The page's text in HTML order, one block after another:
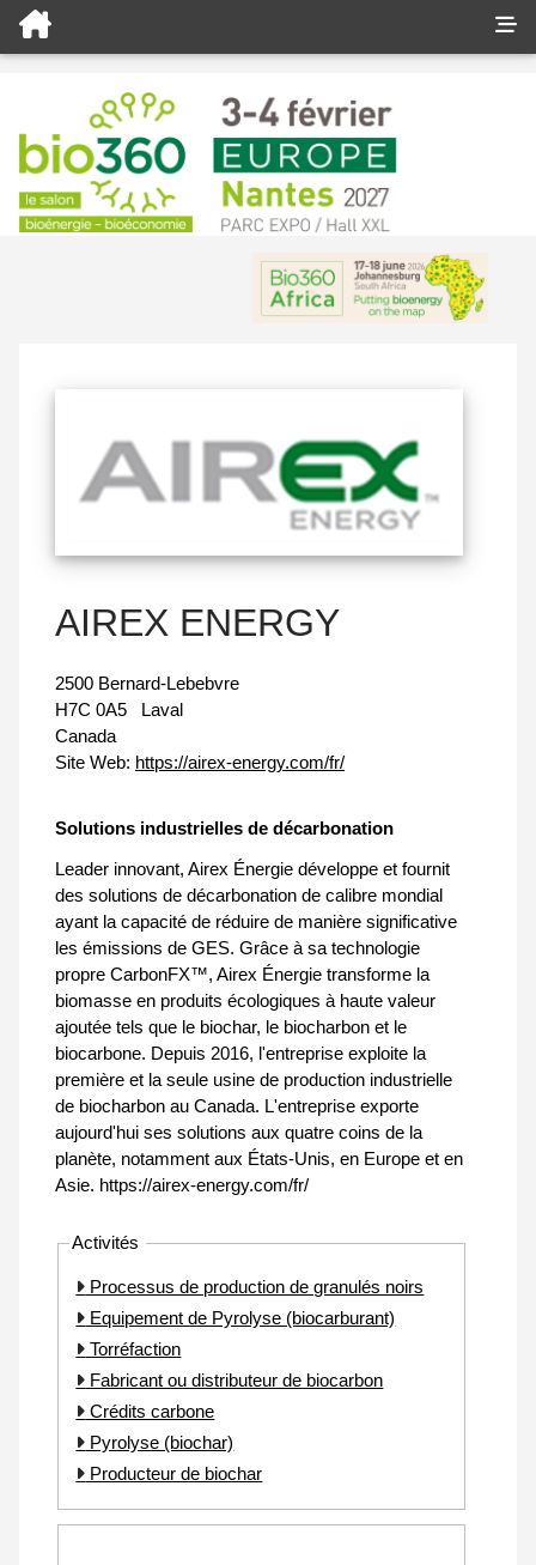
AIREX ENERGY
2500 Bernard-Lebebvre
H7C 0A5
Laval
Canada
Site Web: https://airex-energy.com/fr/
Solutions industrielles de décarbonation
Leader innovant, Airex Énergie développe et fournit
des solutions de décarbonation de calibre mondial
ayant la capacité de réduire de manière significative
les émissions de GES. Grâce à sa technologie
propre CarbonFX™, Airex Énergie transforme la
biomasse en produits écologiques à haute valeur
ajoutée tels que le biochar, le biocharbon et le
biocarbone. Depuis 2016, l'entreprise exploite la
première et la seule usine de production industrielle
de biocharbon au Canada. L'entreprise exporte
aujourd'hui ses solutions aux quatre coins de la
planète, notamment aux États-Unis, en Europe et en
Asie. https://airex-energy.com/fr/
Activités
Processus de production de granulés noirs
Equipement de Pyrolyse (biocarburant)
Torréfaction
Fabricant ou distributeur de biocarbon
Crédits carbone
Pyrolyse (biochar)
Producteur de biochar